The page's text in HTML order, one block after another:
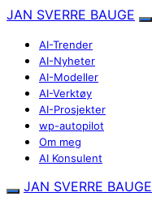
JAN SVERRE BAUGE
AI-Trender
AI-Nyheter
AI-Modeller
AI-Verktøy
AI-Prosjekter
wp-autopilot
Om meg
AI Konsulent
JAN SVERRE BAUGE